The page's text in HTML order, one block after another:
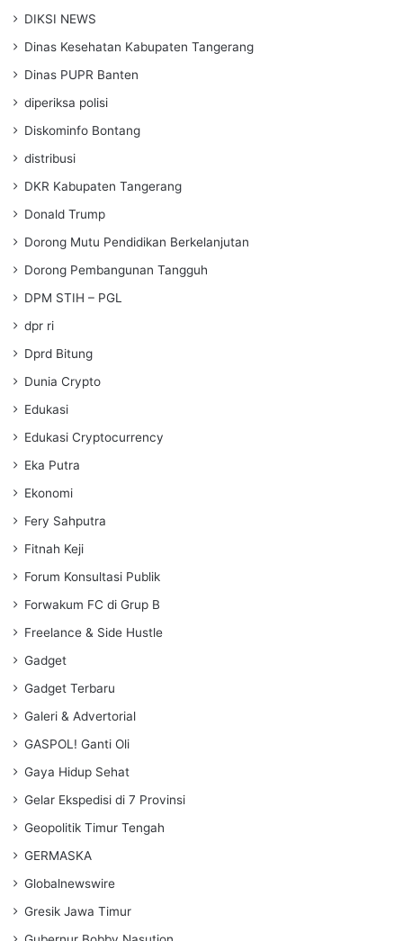
DIKSI NEWS
Dinas Kesehatan Kabupaten Tangerang
Dinas PUPR Banten
diperiksa polisi
Diskominfo Bontang
distribusi
DKR Kabupaten Tangerang
Donald Trump
Dorong Mutu Pendidikan Berkelanjutan
Dorong Pembangunan Tangguh
DPM STIH – PGL
dpr ri
Dprd Bitung
Dunia Crypto
Edukasi
Edukasi Cryptocurrency
Eka Putra
Ekonomi
Fery Sahputra
Fitnah Keji
Forum Konsultasi Publik
Forwakum FC di Grup B
Freelance & Side Hustle
Gadget
Gadget Terbaru
Galeri & Advertorial
GASPOL! Ganti Oli
Gaya Hidup Sehat
Gelar Ekspedisi di 7 Provinsi
Geopolitik Timur Tengah
GERMASKA
Globalnewswire
Gresik Jawa Timur